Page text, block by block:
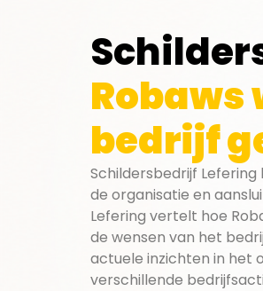
Robaws
bedrijf
Schildersbedrijf
de organisatie en
Lefering vertelt hoe
de wensen van het
actuele inzichten in het
verschillende